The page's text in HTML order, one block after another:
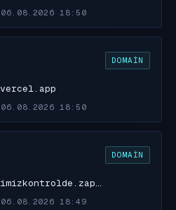
06.08.2026 18:50
DOMAIN
06.08.2026 18:50
DOMAIN
06.08.2026 18:49